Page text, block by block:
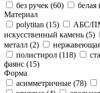
без ручек (60) белая
Материал
polytitan (15) АБС/
искусственный камень (5)
металл (2)
полистирол (118)
фаянс (15)
Форма
асимметричные (78)